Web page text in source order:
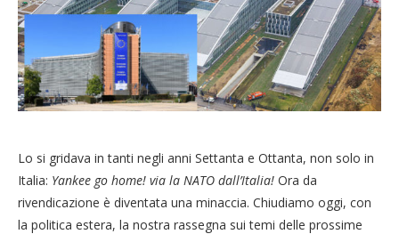
Lo si gridava in tanti negli anni Settanta e Ottanta, non solo in
Italia: Yankee go home! via la NATO dall’Italia! Ora da
rivendicazione è diventata una minaccia. Chiudiamo oggi, con
la politica estera, la nostra rassegna sui temi delle prossime